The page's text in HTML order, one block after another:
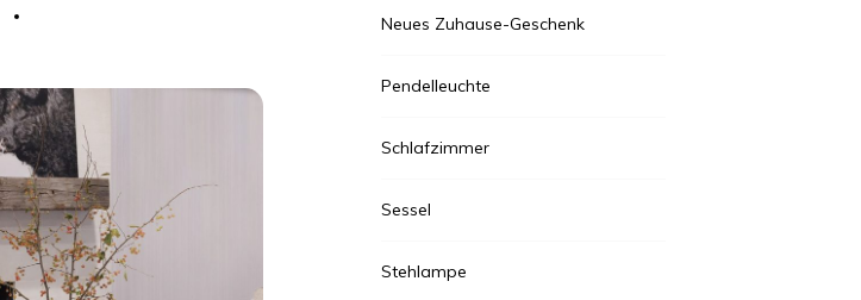
Neues Zuhause-Geschenk
Pendelleuchte
Schlafzimmer
Sessel
Stehlampe